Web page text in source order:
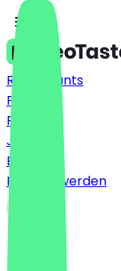
Restaurants
Preise
FAQ
Jobs
Blog
Partner werden